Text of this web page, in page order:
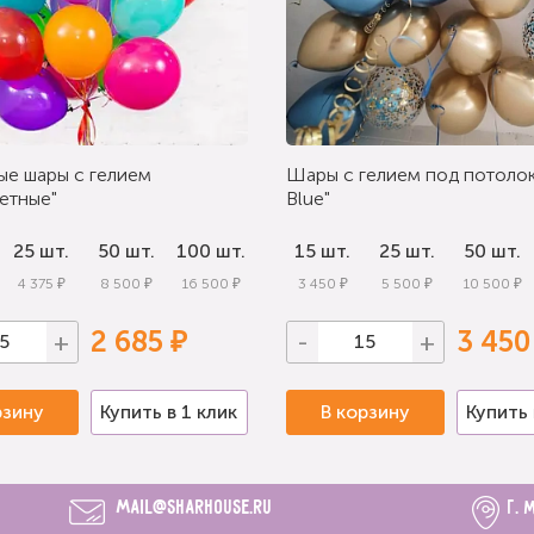
шары с гелием
25 шт.
4 375 ₽
50 шт.
8 500 ₽
100 шт.
16 500 ₽
+ 2 685 ₽
Купить в 1 клик
Шары с гелием под
Blue"
15 шт.
3 450 ₽
25 шт.
5 500 ₽
50 шт.
10 500 ₽
- + 3
В корзину Купить
mail@sharhouse.ru г.